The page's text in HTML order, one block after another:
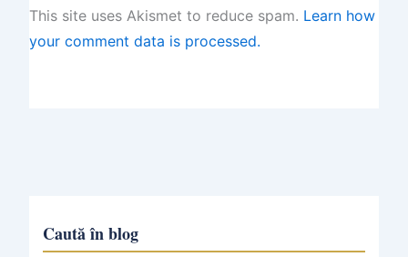
This site uses Akismet to reduce spam. Learn how
your comment data is processed.
Caută în blog